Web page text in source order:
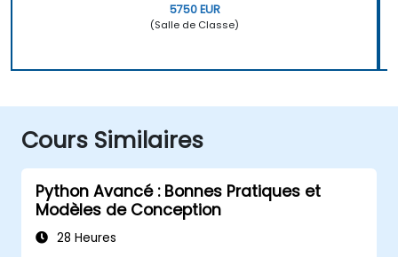
5750 EUR
(Salle de Classe)
Cours Similaires
Python Avancé : Bonnes Pratiques et
Modèles de Conception
28 Heures